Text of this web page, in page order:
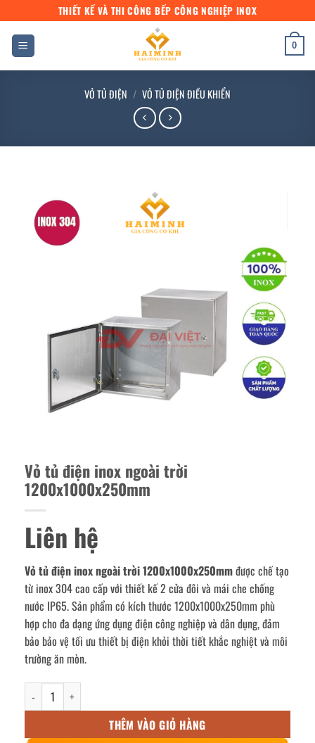
qua
dung
THIẾT KẾ VÀ THI CÔNG BẾP CÔNG NGHIỆP INOX
0
VỎ TỦ ĐIỆN / VỎ TỦ ĐIỆN ĐIỀU KHIỂN
Vỏ tủ điện inox ngoài trời
1200x1000x250mm
Liên hệ
Vỏ tủ điện inox ngoài trời 1200x1000x250mmđược chế tạo
từ inox 304 cao cấp với thiết kế 2 cửa đôi và mái che chống
nước IP65. Sản phẩm có kích thước 1200x1000x250mm phù
hợp cho đa dạng ứng dụng điện công nghiệp và dân dụng, đảm
bảo bảo vệ tối ưu thiết bị điện khỏi thời tiết khắc nghiệt và môi
trường ăn mòn.
Vỏ tủ điện inox ngoài trời 1200x1000x250mm số lượng
THÊM VÀO GIỎ HÀNG